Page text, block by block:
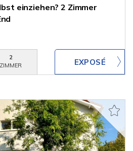
einziehen? 2 Zimmer
2
ZIMMER